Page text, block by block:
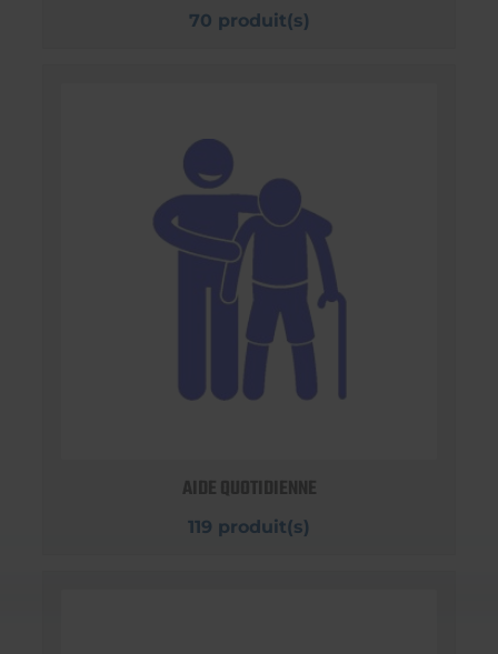
70 produit(s)
AIDE QUOTIDIENNE
119 produit(s)